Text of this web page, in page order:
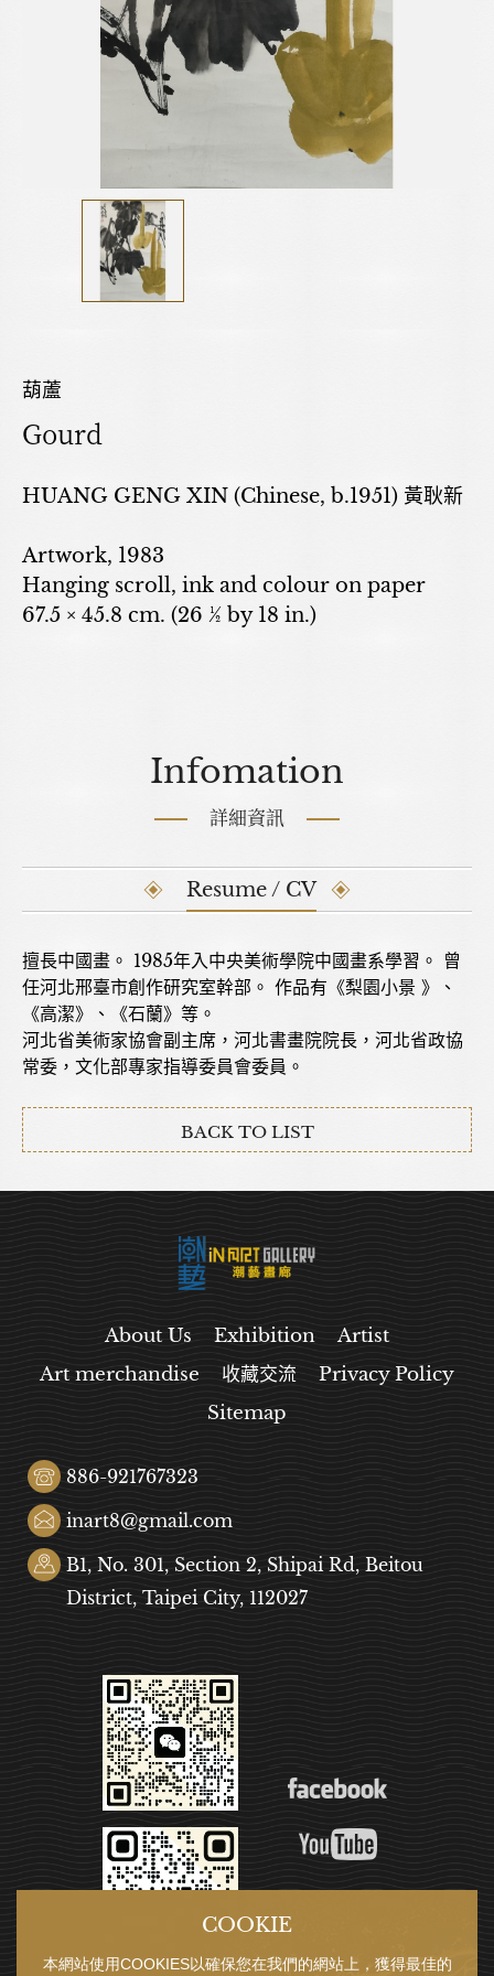
COOKIE
本網站使用COOKIES以確保您在我們的網站上，獲得最佳的
葫蘆
Gourd
HUANG GENG XIN (Chinese, b.1951) 黃耿新
Artwork, 1983
Hanging scroll, ink and colour on paper
67.5 × 45.8 cm. (26 ½ by 18 in.)
Infomation
詳細資訊
Resume / CV
擅長中國畫。 1985年入中央美術學院中國畫系學習。 曾
任河北邢臺市創作研究室幹部。 作品有《梨園小景 》、
《高潔》、《石蘭》等。
河北省美術家協會副主席，河北書畫院院長，河北省政協
常委，文化部專家指導委員會委員。
BACK TO LIST
About Us Exhibition
Artist
Art merchandise
收藏交流
Privacy Policy
Sitemap
886-921767323
inart8@gmail.com
B1, No. 301, Section 2, Shipai Rd, Beitou
District, Taipei City, 112027